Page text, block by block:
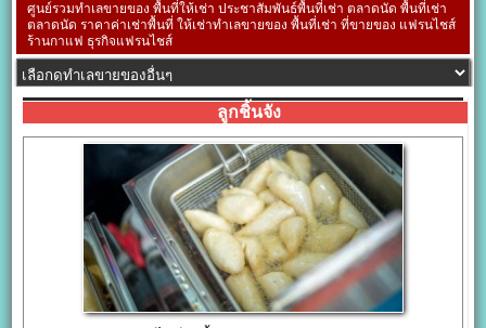
ศูนย์รวมทำเลขายของ พื้นที่ให้เช่า ประชาสัมพันธ์พื้นที่เช่า ตลาดนัด พื้นที่เช่า
ตลาดนัด ราคาค่าเช่าพื้นที่ ให้เช่าทำเลขายของ พื้นที่เช่า ที่ขายของ แฟรนไชส์
ร้านกาแฟ ธุรกิจแฟรนไชส์
ลูกชิ้นจัง